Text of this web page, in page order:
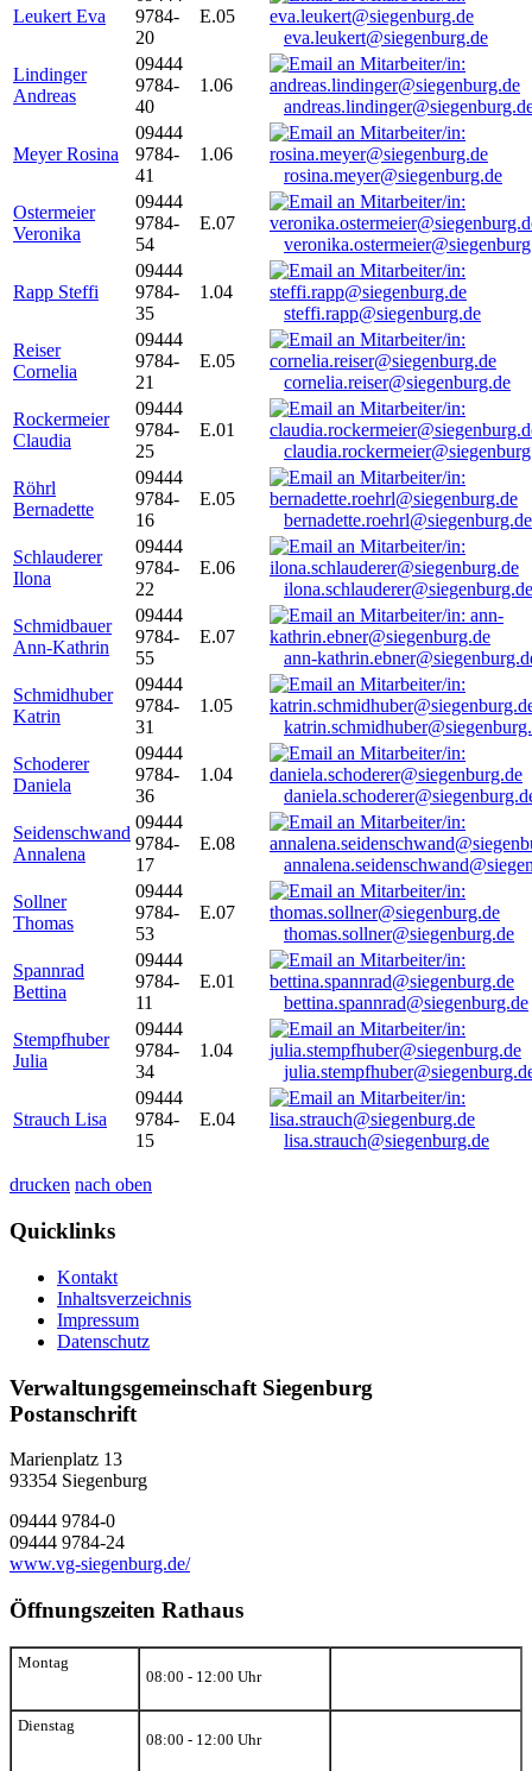
Leukert Eva
9784-
20
E.05
eva.leukert@siegenburg.de
Lindinger
Andreas
09444
9784-
40
1.06
Meyer Rosina
09444
9784-
41
1.06
rosina.meyer@siegenburg.de
Ostermeier
Veronika
09444
9784-
54
E.07
Rapp Steffi
09444
9784-
35
1.04
steffi.rapp@siegenburg.de
Reiser
Cornelia
09444
9784-
21
E.05
cornelia.reiser@siegenburg.de
Rockermeier
Claudia
09444
9784-
25
E.01
Röhrl
Bernadette
09444
9784-
16
E.05
bernadette.roehrl@siegenburg.de
Schlauderer
Ilona
09444
9784-
22
E.06
ilona.schlauderer@siegenburg.de
Schmidbauer
Ann-Kathrin
09444
9784-
55
E.07
ann-
Schmidhuber
Katrin
09444
9784-
31
1.05
Schoderer
Daniela
09444
9784-
36
1.04
Seidenschwand
Annalena
09444
9784-
17
E.08
Sollner
Thomas
09444
9784-
53
E.07
thomas.sollner@siegenburg.de
Spannrad
Bettina
09444
9784-
11
E.01
bettina.spannrad@siegenburg.de
Stempfhuber
Julia
09444
9784-
34
1.04
Strauch Lisa
09444
9784-
15
E.04
lisa.strauch@siegenburg.de
drucken nach oben
Quicklinks
Kontakt
Inhaltsverzeichnis
Impressum
Datenschutz
Verwaltungsgemeinschaft Siegenburg
Postanschrift
Marienplatz 13
93354 Siegenburg
09444 9784-0
09444 9784-24
www.vg-siegenburg.de/
Öffnungszeiten Rathaus
Montag
08:00 - 12:00 Uhr
Dienstag
08:00 - 12:00 Uhr